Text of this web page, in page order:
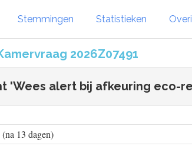
Stemmingen Statistieken
2026Z07491
'Wees alert bij afkeuring eco-
13 dagen)